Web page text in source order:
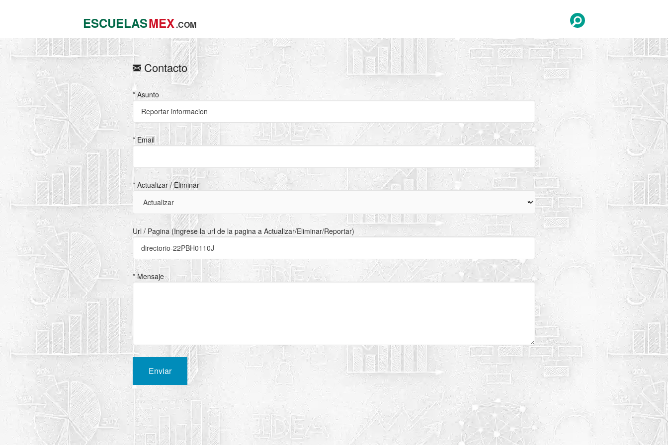
ESCUELASMEX.COM
Contacto
* Asunto
* Email
* Actualizar / Eliminar
Url / Pagina (Ingrese la url de la pagina a Actualizar/Eliminar/Reportar)
* Mensaje
Enviar